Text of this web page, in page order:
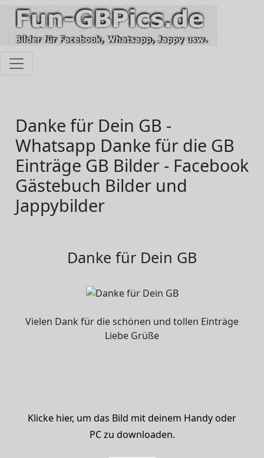
Danke für Dein GB -
Whatsapp Danke für die GB
Einträge GB Bilder - Facebook
Gästebuch Bilder und
Jappybilder
Danke für Dein GB
Vielen Dank für die schönen und tollen Einträge
Liebe Grüße
Klicke hier, um das Bild mit deinem Handy oder
PC zu downloaden.